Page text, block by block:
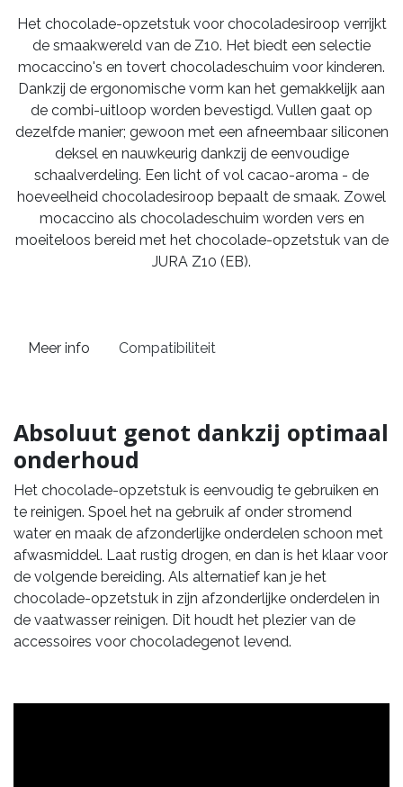
Het chocolade-opzetstuk voor chocoladesiroop verrijkt
de smaakwereld van de Z10. Het biedt een selectie
mocaccino's en tovert chocoladeschuim voor kinderen.
Dankzij de ergonomische vorm kan het gemakkelijk aan
de combi-uitloop worden bevestigd. Vullen gaat op
dezelfde manier; gewoon met een afneembaar siliconen
deksel en nauwkeurig dankzij de eenvoudige
schaalverdeling. Een licht of vol cacao-aroma - de
hoeveelheid chocoladesiroop bepaalt de smaak. Zowel
mocaccino als chocoladeschuim worden vers en
moeiteloos bereid met het chocolade-opzetstuk van de
JURA Z10 (EB).
Meer info Compatibiliteit
Absoluut genot dankzij optimaal
onderhoud
Het chocolade-opzetstuk is eenvoudig te gebruiken en
te reinigen. Spoel het na gebruik af onder stromend
water en maak de afzonderlijke onderdelen schoon met
afwasmiddel. Laat rustig drogen, en dan is het klaar voor
de volgende bereiding. Als alternatief kan je het
chocolade-opzetstuk in zijn afzonderlijke onderdelen in
de vaatwasser reinigen. Dit houdt het plezier van de
accessoires voor chocoladegenot levend.